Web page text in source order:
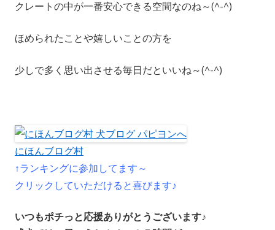
クレートの中が一番安心できる空間なのね～(^-^)
ほめられたことや嬉しいことの方を
少しで多く思い出させる毎日だといいね～(^-^)
にほんブログ村
↑ランキングに参加してます～
クリックしていただけると喜びます♪
いつもポチっと応援ありがとうございます♪